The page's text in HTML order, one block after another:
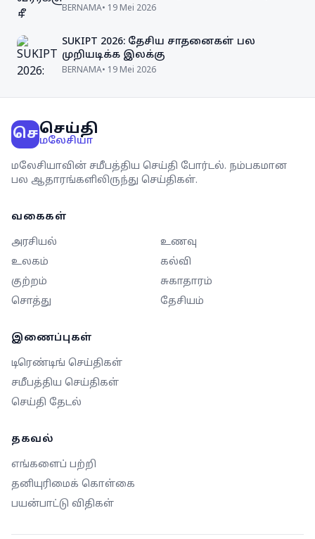
BERNAMA• 19 Mei 2026
SUKIPT 2026: தேசிய சாதனைகள் பல
முறியடிக்க இலக்கு
BERNAMA• 19 Mei 2026
செசெய்தி
மலேசியா
மலேசியாவின் சமீபத்திய செய்தி போர்டல். நம்பகமான
பல ஆதாரங்களிலிருந்து செய்திகள்.
வகைகள்
அரசியல்
உணவு
உலகம்
கல்வி
குற்றம்
சுகாதாரம்
சொத்து
தேசியம்
இணைப்புகள்
டிரெண்டிங் செய்திகள்
சமீபத்திய செய்திகள்
செய்தி தேடல்
தகவல்
எங்களைப் பற்றி
தனியுரிமைக் கொள்கை
பயன்பாட்டு விதிகள்